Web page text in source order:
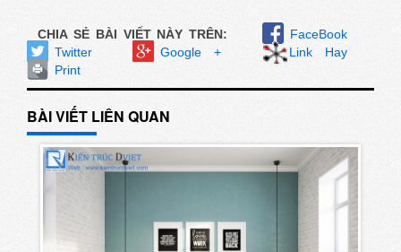
CHIA SẺ BÀI VIẾT NÀY TRÊN:
FaceBook
Twitter
Google +
Link Hay
Print
BÀI VIẾT LIÊN QUAN